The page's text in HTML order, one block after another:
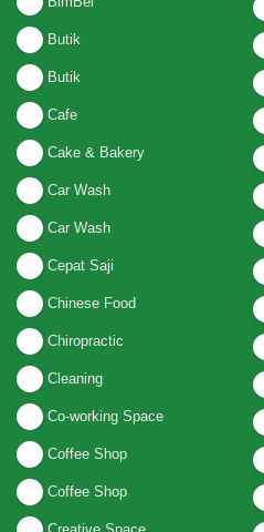
Butik
Butik
Cafe
Cake & Bakery
Car Wash
Car Wash
Cepat Saji
Chinese Food
Chiropractic
Cleaning
Co-working Space
Coffee Shop
Coffee Shop